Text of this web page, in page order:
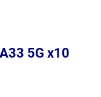
5G x10